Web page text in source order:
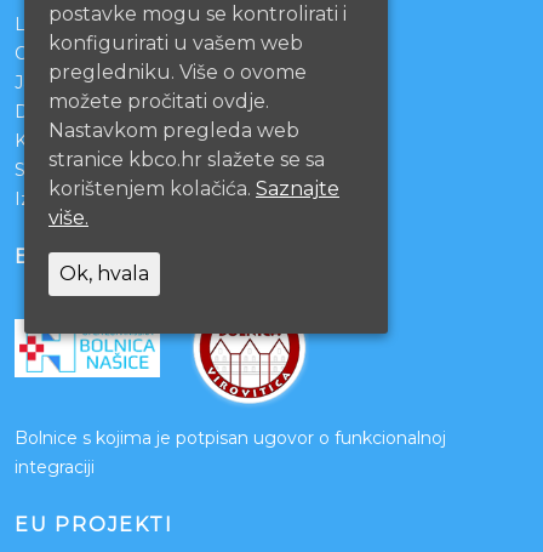
Lista čekanja
Centralno naručivanje pacijenata
Javna nabava
Darivanje krvi
KBCO Webmail
Sestrinstvo KBC Osijek
Izjava o pristupačnosti mrežnih stranica
BOLNICE PARTNERI
Bolnice s kojima je potpisan ugovor o funkcionalnoj
integraciji
EU PROJEKTI
postavke mogu se kontrolirati i
konfigurirati u vašem web
pregledniku. Više o ovome
možete pročitati ovdje.
Nastavkom pregleda web
stranice kbco.hr slažete se sa
korištenjem kolačića. Saznajte
više.
Ok, hvala